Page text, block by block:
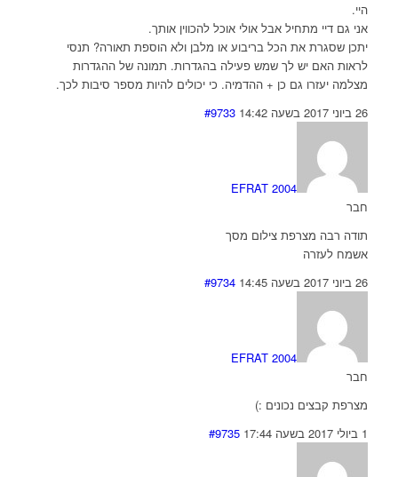
היי.
אני גם דיי מתחיל אבל אולי אוכל להכווין אותך.
יתכן שסגרת את הכל בריבוע או מלבן ולא הוספת תאורה? תנסי
לראות האם יש לך שמש פעילה בהגדרות. תמונה של ההגדרות
מצלמה יעזרו גם כן + ההדמיה. כי יכולים להיות מספר סיבות לכך.
26 ביוני 2017 בשעה 14:42
#9733
EFRAT 2004
חבר
תודה רבה מצרפת צילום מסך
אשמח לעזרה
26 ביוני 2017 בשעה 14:45
#9734
EFRAT 2004
חבר
מצרפת קבצים נכונים :)
1 ביולי 2017 בשעה 17:44
#9735